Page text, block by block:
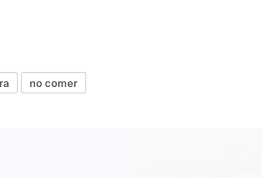
no comer